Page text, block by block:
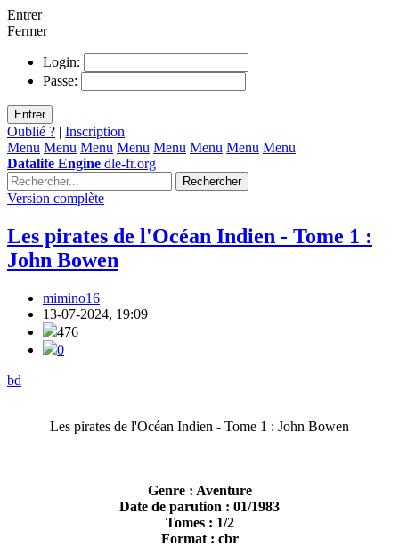
Entrer
Fermer
Login:
Passe:
Entrer
Oublié ? | Inscription
Menu Menu Menu Menu Menu Menu Menu Menu
Datalife Engine dle-fr.org
Rechercher
Version complète
Les pirates de l'Océan Indien - Tome 1 :
John Bowen
mimino16
13-07-2024, 19:09
476
0
bd
Les pirates de l'Océan Indien - Tome 1 : John Bowen
Genre : Aventure
Date de parution : 01/1983
Tomes : 1/2
Format : cbr